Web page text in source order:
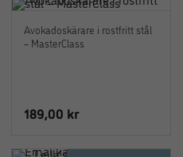
Avokadoskärare i rostfritt stål
– MasterClass
189,00 kr